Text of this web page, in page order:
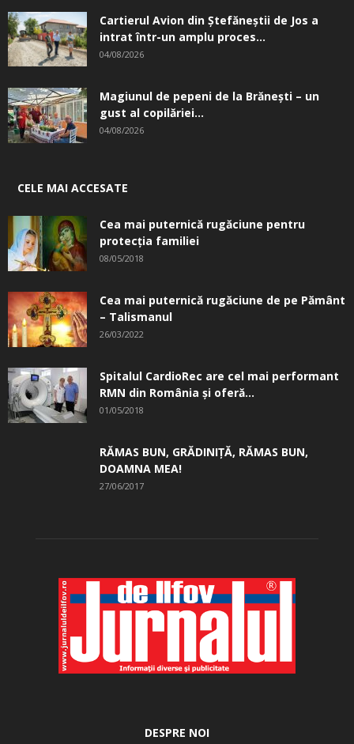
Cartierul Avion din Ştefăneştii de Jos a
intrat într-un amplu proces...
04/08/2026
Magiunul de pepeni de la Brăneşti – un
gust al copilăriei...
04/08/2026
CELE MAI ACCESATE
Cea mai puternică rugăciune pentru
protecția familiei
08/05/2018
Cea mai puternică rugăciune de pe Pământ
– Talismanul
26/03/2022
Spitalul CardioRec are cel mai performant
RMN din România și oferă...
01/05/2018
RĂMAS BUN, GRĂDINIŢĂ, ­RĂMAS BUN,
DOAMNA MEA!
27/06/2017
DESPRE NOI